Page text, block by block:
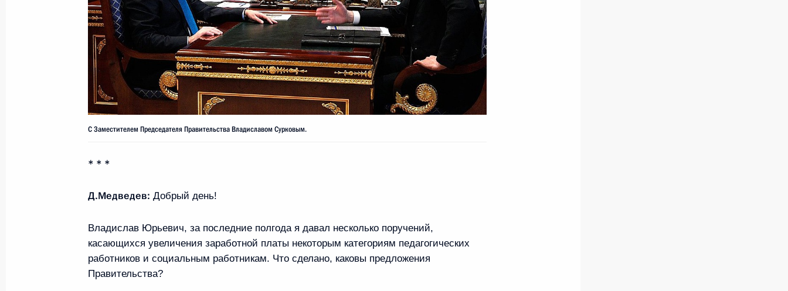
Встреча с Президентом Франции Франсуа Олландом
17 июня 2013 года, 18:45
Интервью информационному агентству «РИА Новости»
14 июня 2013 года, 00:05
в «Группе восьми»
Рабочая встреча с Заместителем Председателя Правительства
Владиславом Сурковым
С Заместителем Председателя Правительства Владиславом Сурковым.
* * *
Д.Медведев: Добрый день!
Владислав Юрьевич, за последние полгода я давал несколько поручений,
касающихся увеличения заработной платы некоторым категориям педагогических
работников и социальным работникам. Что сделано, каковы предложения
Правительства?